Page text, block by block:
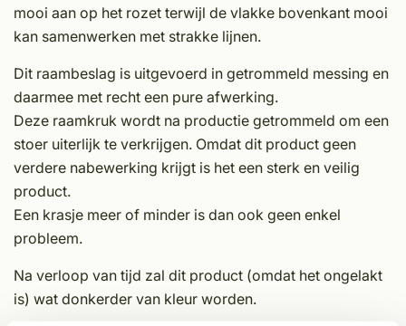
mooi aan op het rozet terwijl de vlakke bovenkant mooi
kan samenwerken met strakke lijnen.
Dit raambeslag is uitgevoerd in getrommeld messing en
daarmee met recht een pure afwerking.
Deze raamkruk wordt na productie getrommeld om een
stoer uiterlijk te verkrijgen. Omdat dit product geen
verdere nabewerking krijgt is het een sterk en veilig
product.
Een krasje meer of minder is dan ook geen enkel
probleem.
Na verloop van tijd zal dit product (omdat het ongelakt
is) wat donkerder van kleur worden.